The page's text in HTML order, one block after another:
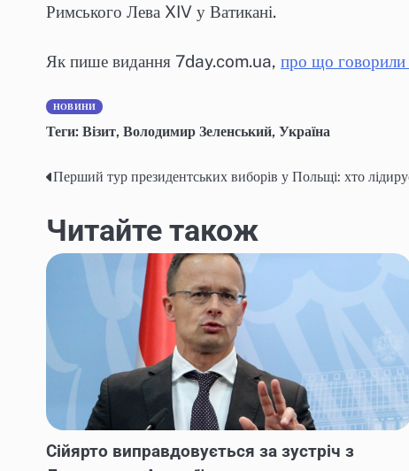
Римського Лева XIV у Ватикані.
Як пише видання 7day.com.ua, про що говорили
НОВИНИ
Теги: Візит, Володимир Зеленський, Україна
Навігація
записів
Перший тур президентських виборів у Польщі: хто
Читайте також
Сійярто виправдовується за зустріч з